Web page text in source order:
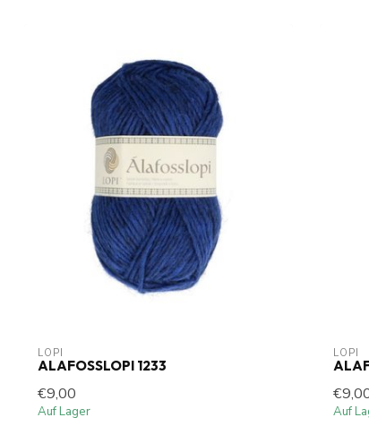
LOPI
ALAFOSSLOPI 1233
€9,00
Auf Lager
LOPI
Auf